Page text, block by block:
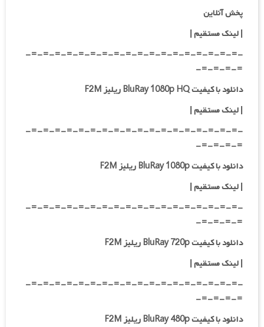
پخش آنلاین
| لینک مستقیم |
-=-=-=-=-=-=-=-=-=-=-=-=-=-=-=-=-=-=-
=-=-=-=-
دانلود با کیفیت BluRay 1080p HQ ریلیز F2M
| لینک مستقیم |
-=-=-=-=-=-=-=-=-=-=-=-=-=-=-=-=-=-=-
=-=-=-=-
دانلود با کیفیت BluRay 1080p ریلیز F2M
| لینک مستقیم |
-=-=-=-=-=-=-=-=-=-=-=-=-=-=-=-=-=-=-
=-=-=-=-
دانلود با کیفیت BluRay 720p ریلیز F2M
| لینک مستقیم |
-=-=-=-=-=-=-=-=-=-=-=-=-=-=-=-=-=-=-
=-=-=-=-
دانلود با کیفیت BluRay 480p ریلیز F2M